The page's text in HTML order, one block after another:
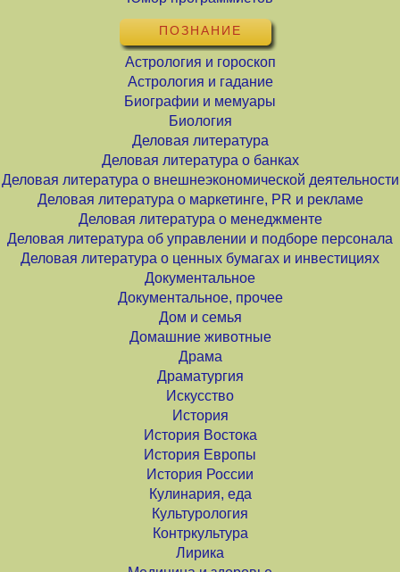
ПОЗНАНИЕ
Астрология и гороскоп
Астрология и гадание
Биографии и мемуары
Биология
Деловая литература
Деловая литература о банках
Деловая литература о внешнеэкономической деятельности
Деловая литература о маркетинге, PR и рекламе
Деловая литература о менеджменте
Деловая литература об управлении и подборе персонала
Деловая литература о ценных бумагах и инвестициях
Документальное
Документальное, прочее
Дом и семья
Домашние животные
Драма
Драматургия
Искусство
История
История Востока
История Европы
История России
Кулинария, еда
Культурология
Контркультура
Лирика